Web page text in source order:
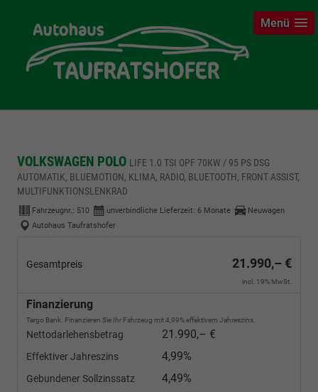
Menü
VOLKSWAGEN POLO LIFE 1.0 TSI OPF 70KW / 95 PS DSG
AUTOMATIK, BLUEMOTION, KLIMA, RADIO, BLUETOOTH, FRONT ASSIST,
MULTIFUNKTIONSLENKRAD
Fahrzeugnr.: 510 unverbindliche Lieferzeit: 6 Monate
Neuwagen
Autohaus Taufratshofer
Gesamtpreis 21.990,– €
incl. 19% MwSt.
Finanzierung
Targo Bank. Finanzieren Sie Ihr Fahrzeug mit 4,99% effektivem Jahreszins.
Nettodarlehensbetrag 21.990,– €
Effektiver Jahreszins 4,99%
Gebundener Sollzinssatz 4,49%